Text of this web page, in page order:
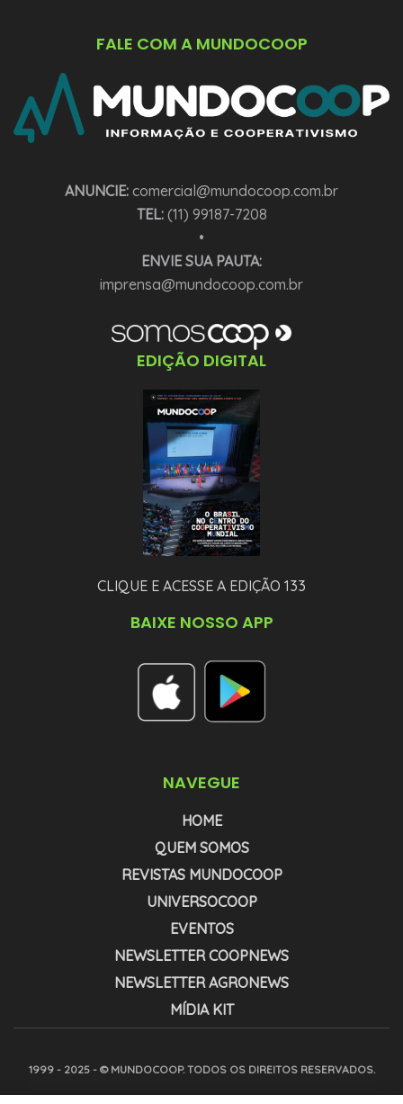
FALE COM A MUNDOCOOP
ANUNCIE: comercial@mundocoop.com.br
TEL:(11) 99187-7208
•
ENVIE SUA PAUTA:
imprensa@mundocoop.com.br
EDIÇÃO DIGITAL
CLIQUE E ACESSE A EDIÇÃO 133
BAIXE NOSSO APP
NAVEGUE
HOME
QUEM SOMOS
REVISTAS MUNDOCOOP
UNIVERSOCOOP
EVENTOS
NEWSLETTER COOPNEWS
NEWSLETTER AGRONEWS
MÍDIA KIT
1999 - 2025 - © MUNDOCOOP. TODOS OS DIREITOS RESERVADOS.